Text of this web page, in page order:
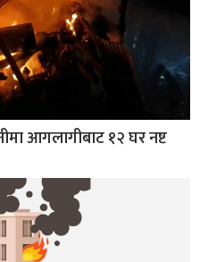
आगलागीबाट १२ घर नष्ट